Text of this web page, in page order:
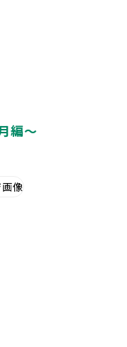
編〜